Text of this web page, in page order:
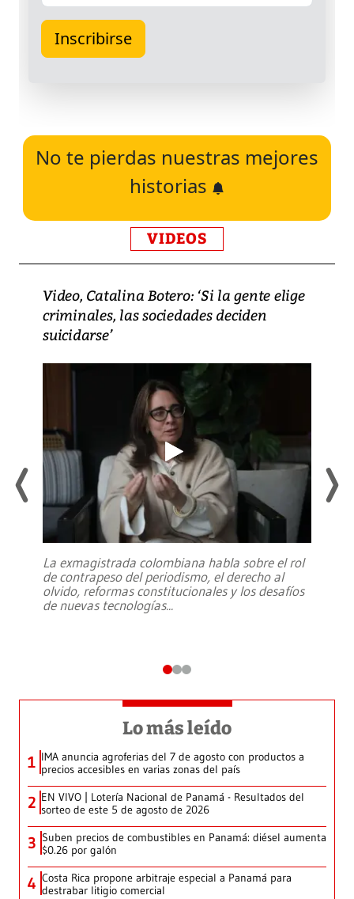
No te pierdas nuestras mejores
historias
VIDEOS
Video, Catalina Botero: ‘Si la gente elige
criminales, las sociedades deciden
suicidarse’
La exmagistrada colombiana habla sobre el rol
de contrapeso del periodismo, el derecho al
olvido, reformas constitucionales y los desafíos
de nuevas tecnologías...
Lo más leído
1 IMA anuncia agroferias del 7 de agosto con productos a
precios accesibles en varias zonas del país
2 EN VIVO | Lotería Nacional de Panamá - Resultados del
sorteo de este 5 de agosto de 2026
3 Suben precios de combustibles en Panamá: diésel aumenta
$0.26 por galón
4 Costa Rica propone arbitraje especial a Panamá para
destrabar litigio comercial